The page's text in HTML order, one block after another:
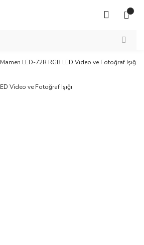
Mamen LED-72R RGB LED Video ve Fotoğraf Işığı